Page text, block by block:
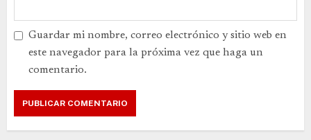
Guardar mi nombre, correo electrónico y sitio web en
este navegador para la próxima vez que haga un
comentario.